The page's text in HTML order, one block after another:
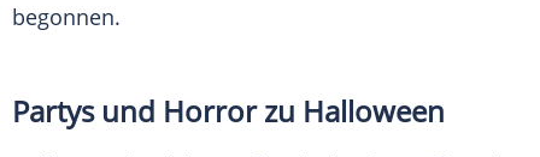
begonnen.
Partys und Horror zu Halloween